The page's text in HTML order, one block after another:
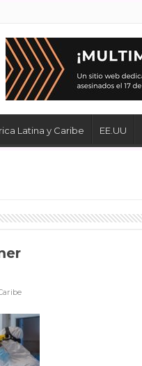
Latina y Caribe EE.UU